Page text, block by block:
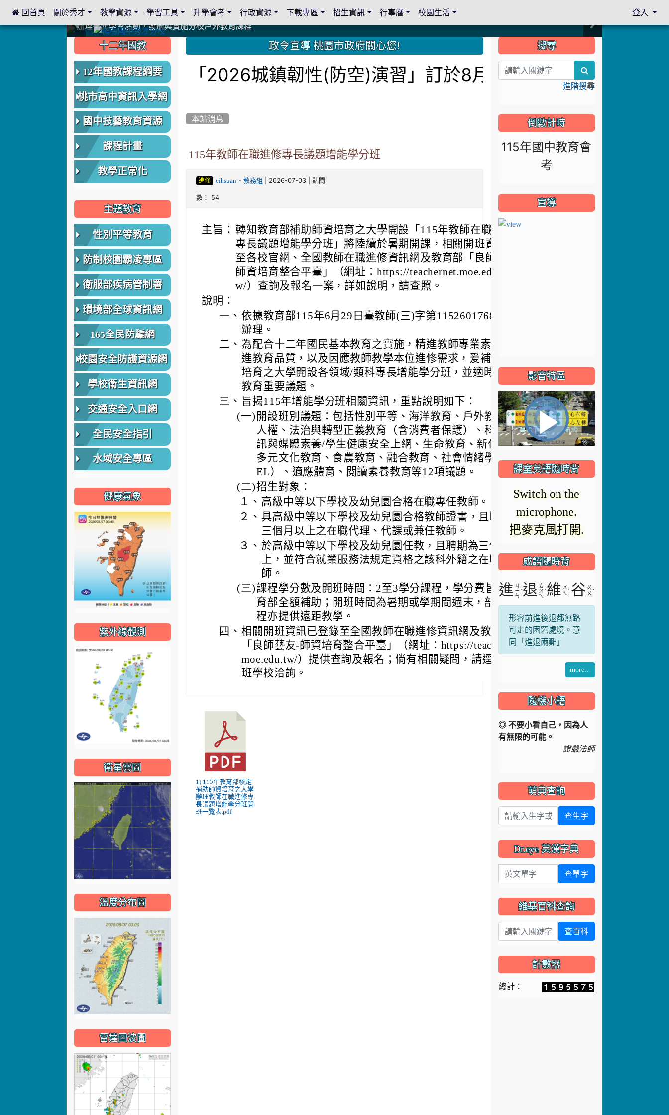
中國信託商業銀行 2023.04.22 愛傳球計畫
中國信託商業銀行 2023.04.22 愛傳球計畫
辦理多元學習活動，發展與實施分校戶外教育課程
辦理多元學習活動，發展與實施分校戶外教育課程
爭取社會資源，傳愛與溫暖：2024.3.19 桃園市家長會與桃園女子美容商業童也工會義剪活動
爭取社會資源，傳愛與溫暖：2024.3.19 桃園市家長會與桃園女子美容商業童也工會義剪活動
112學年度畢業學生與師長合照
112學年度畢業學生與師長合照
辦理多元學習活動，發展與實施分校戶外教育課程
辦理多元學習活動，發展與實施分校戶外教育課程
爭取社會資源，傳愛與溫暖：110.12.22 國際獅子會與本校師生歲末感恩活動
爭取社會資源，傳愛與溫暖：110.12.22 國際獅子會與本校師生歲末感恩活動
爭取社會資源，傳愛與溫暖：110.12.22 國際獅子會贈送本校學生耶誕禮物
爭取社會資源，傳愛與溫暖：110.12.22 國際獅子會贈送本校學生耶誕禮物
112.9.27參觀客家博覽會
112.9.27參觀客家博覽會
2023.12.27 國際獅子會贈送本校學生耶誕禮物
2023.12.27 國際獅子會贈送本校學生耶誕禮物
2023.12.27 國際獅子會贊助本校學生獎助學金
2023.12.27 國際獅子會贊助本校學生獎助學金
2023.12.27 聖誕感恩歌謠競賽；本校師生與國際獅子會獅兄、師姐同樂
2023.12.27 聖誕感恩歌謠競賽；本校師生與國際獅子會獅兄、師姐同樂
建置優質學習空間；合作互惠，建立良善公共關係
建置優質學習空間；合作互惠，建立良善公共關係
::: 政令宣導 桃園市政府關心您!
「2026城鎮韌性(防空)演習」訂於8月13日下午14:30至
本站消息
115年教師在職進修專長議題增能學分班
進修 cihsuan - 教務組 | 2026-07-03 | 點閱
數： 54
主旨： 轉知教育部補助師資培育之大學開設「115年教師在職進修
專長議題增能學分班」將陸續於暑期開課，相關開班資訊可
至各校官網、全國教師在職進修資訊網及教育部「良師藝友-
師資培育整合平臺」（網址：https://teachernet.moe.edu.t
w/）查詢及報名一案，詳如說明，請查照。
說明：
一、 依據教育部115年6月29日臺教師(三)字第1152601768號函
辦理。
二、 為配合十二年國民基本教育之實施，精進教師專業素養，增
進教育品質，以及因應教師教學本位進修需求，爰補助師資
培育之大學開設各領域/類科專長增能學分班，並適時結合
教育重要議題。
三、 旨揭115年增能學分班相關資訊，重點說明如下：
(一) 開設班別議題：包括性別平等、海洋教育、戶外教育、
人權、法治與轉型正義教育（含消費者保護）、科技資
訊與媒體素養/學生健康安全上網、生命教育、新住民暨
多元文化教育、食農教育、融合教育、社會情緒學習（S
EL）、適應體育、閱讀素養教育等12項議題。
(二)招生對象：
１、 高級中等以下學校及幼兒園合格在職專任教師。
２、 具高級中等以下學校及幼兒園合格教師證書，且聘期為
三個月以上之在職代理、代課或兼任教師。
３、 於高級中等以下學校及幼兒園任教，且聘期為三個月以
上，並符合就業服務法規定資格之該科外籍之在職教
師。
(三)課程學分數及開班時間：2至3學分課程，學分費皆由教
育部全額補助；開班時間為暑期或學期間週末，部分課
程亦提供遠距教學。
四、 相關開班資訊已登錄至全國教師在職進修資訊網及教育部
「良師藝友-師資培育整合平臺」（網址：https://teachernet.
moe.edu.tw/）提供查詢及報名；倘有相關疑問，請逕洽開
班學校洽詢。
1) 115年教育部核定
補助師資培育之大學
辦理教師在職進修專
長議題增能學分班開
班一覽表.pdf
::: 十二年國教
12年國教課程綱要
桃市高中資訊入學網
國中技藝教育資源
課程計畫
教學正常化
主題教育
性別平等教育
防制校園霸凌專區
衛服部疾病管制署
環境部全球資訊網
165全民防騙網
校園安全防護資源網
學校衛生資訊網
交通安全入口網
全民安全指引
水域安全專區
健康氣象
紫外線觀測
衛星雲圖
溫度分布圖
雷達回波圖
::: 搜尋
進階搜尋
倒數計時
115年國中教育會
考
宣導
影音特區
視
頻
放
器
正
在
載
播
放
影
片
課室英語隨時背
Switch on the
microphone.
把麥克風打開.
成語隨時背
進 ㄐ
ㄧ
ㄣ
ˋ退 ㄊ
ㄨ
ㄟ
ˋ維 ㄨ
ㄟ ˊ 谷 ㄍ
ㄨˇ
形容前進後退都無路
可走的困窘處境。意
同「進退兩難」
more...
隨機小語
◎ 不要小看自己，因為人
有無限的可能。
證嚴法師
萌典查詢
查生字
Dr.eye 英漢字典
英文單字 查單字
維基百科查詢
查百科
計數器
總計：
::: 回首頁 關於秀才 教學資源 學習工具 升學會考 行政資源 下載專區 招生資訊 行事曆 校園生活 登入